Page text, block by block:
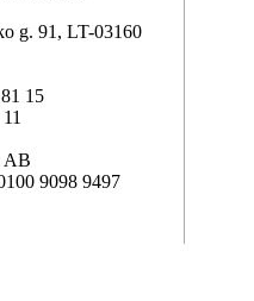
g. 91, LT-03160
15
AB
9098 9497